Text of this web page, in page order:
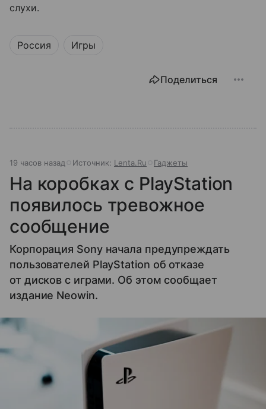
слухи.
Россия Игры
Поделиться
19 часов назад Источник: Lenta.Ru Гаджеты
На коробках с PlayStation
появилось тревожное
сообщение
Корпорация Sony начала предупреждать
пользователей PlayStation об отказе
от дисков с играми. Об этом сообщает
издание Neowin.